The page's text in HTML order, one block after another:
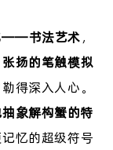
——书法艺术，
张扬的笔触模拟
得深入人心。
象解构蟹的特
忆的超级符号